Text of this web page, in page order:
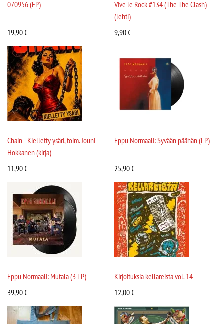
070956 (EP)
19,90€
Vive le Rock #134 (The The Clash)
(lehti)
9,90€
Chain - Kielletty ysäri, toim. Jouni
Hokkanen (kirja)
11,90€
Eppu Normaali: Syvään päähän (LP)
25,90€
Eppu Normaali: Mutala (3 LP)
39,90€
Kirjoituksia kellareista vol. 14
12,00€